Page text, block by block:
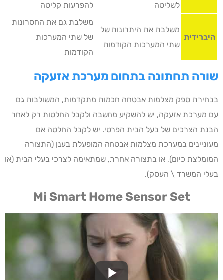
לשליטה
להפרעות קליטה
היברידית
משלבת את היתרונות של
שתי המערכות הקודמות
משלבת גם את החסרונות
של שתי המערכות
הקודמות
שורה תחתונה בתחום מערכת אזעקה
בבחירת ספק מצלמות אבטחה חכמות מתקדמות, המשולבות גם
עם מערכת אזעקה, יש להשקיע מחשבה ולקבל החלטות רק לאחר
הבנת הצרכים של בעל הבית הפרטי. יש לקבל החלטה אם
מעוניינים במערכת מצלמות אבטחה המופעלת בענן (התצורה
המומלצת כיום), או בתצורה אחרת, שמתאימה לצרכי בעלי הבית (או
בעלי המשרד \ העסק).
Mi Smart Home Sensor Set